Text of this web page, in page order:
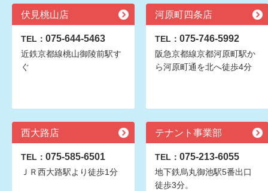
伏見桃山店
TEL： 075-644-5463
近鉄京都線桃山御陵前駅す
ぐ
河原町四条店
TEL： 075-746-5992
阪急京都線京都河原町駅か
ら河原町通を北へ徒歩4分
西大路店
TEL： 075-585-6501
ＪＲ西大路駅より徒歩1分
テナント事業部
TEL： 075-213-6055
地下鉄烏丸御池駅5番出口
徒歩3分。